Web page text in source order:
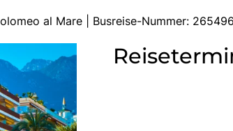
al Mare | Busreise-Nummer: